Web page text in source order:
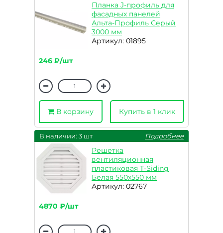
Планка J-профиль для
фасадных панелей
Альта-Профиль Серый
3000 мм
Артикул: 01895
246 ₽/шт
В корзину Купить в 1 клик
В наличии: 3 шт Подробнее
Решетка
вентиляционная
пластиковая T-Siding
Белая 550х550 мм
Артикул: 02767
4870 ₽/шт